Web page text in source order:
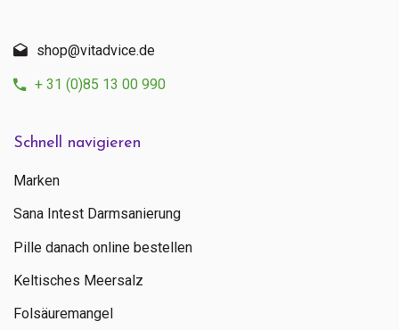
Schnell navigieren
Marken
Sana Intest Darmsanierung
Pille danach online bestellen
Keltisches Meersalz
Folsäuremangel
shop@vitadvice.de
+ 31 (0)85 13 00 990